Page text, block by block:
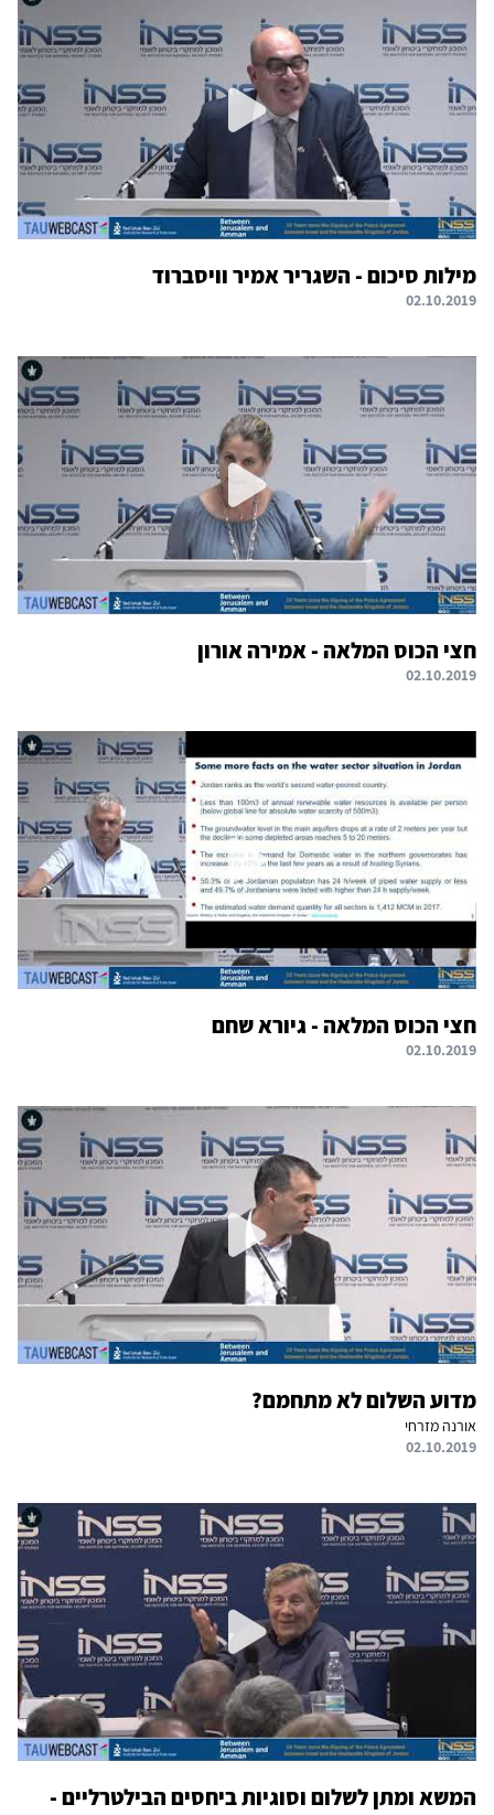
מילות סיכום - השגריר אמיר וויסברוד
02.10.2019
חצי הכוס המלאה - אמירה אורון
02.10.2019
חצי הכוס המלאה - גיורא שחם
02.10.2019
מדוע השלום לא מתחמם?
אורנה מזרחי
02.10.2019
המשא ומתן לשלום וסוגיות ביחסים הבילטרליים -